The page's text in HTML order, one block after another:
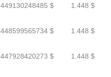
$ 1.448 $
$ 1.448 $
$ 1.448 $